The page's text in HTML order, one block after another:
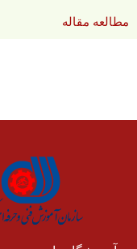
مطالعه مقاله